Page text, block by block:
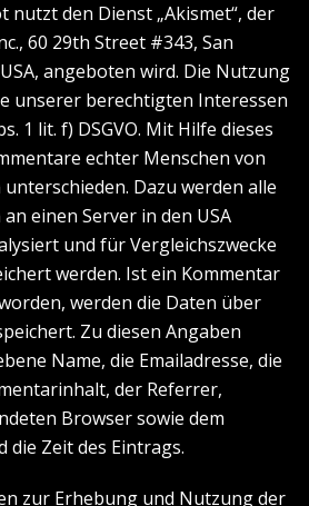
nutzt den Dienst „Akismet“, der
60 29th Street #343, San
USA, angeboten wird. Die Nutzung
unserer berechtigten Interessen
1 lit. f) DSGVO. Mit Hilfe dieses
echter Menschen von
Dazu werden alle
einen Server in den USA
und für Vergleichszwecke
werden. Ist ein Kommentar
werden die Daten über
Zu diesen Angaben
Name, die Emailadresse, die
der Referrer,
Browser sowie dem
die Zeit des Eintrags.
zur Erhebung und Nutzung der